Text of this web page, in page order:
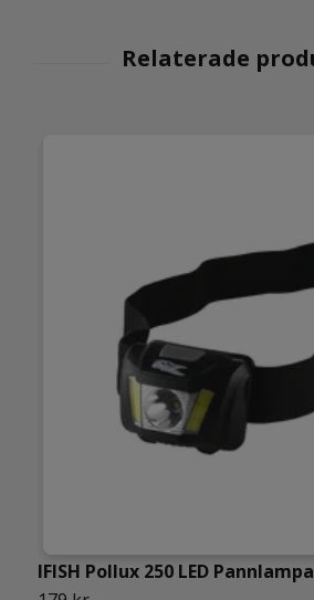
IFISH Pollux 250 LED Pannlampa